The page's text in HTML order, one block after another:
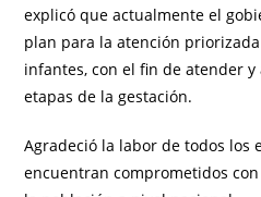
explicó que actualmente el
plan para la atención
infantes, con el fin de atender
etapas de la gestación.
Agradeció la labor de todos los
encuentran comprometidos